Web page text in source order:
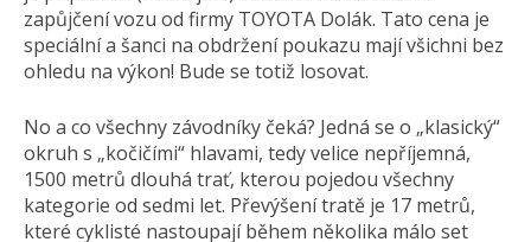
zapůjčení vozu od firmy TOYOTA Dolák. Tato cena je
speciální a šanci na obdržení poukazu mají všichni bez
ohledu na výkon! Bude se totiž losovat.
No a co všechny závodníky čeká? Jedná se o „klasický“
okruh s „kočičími“ hlavami, tedy velice nepříjemná,
1500 metrů dlouhá trať, kterou pojedou všechny
kategorie od sedmi let. Převýšení tratě je 17 metrů,
které cyklisté nastoupají během několika málo set